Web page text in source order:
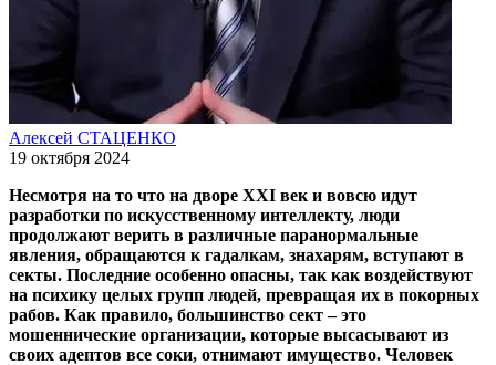
Алексей СТАЦЕНКО
19 октября 2024
Несмотря на то что на дворе XXI век и вовсю идут
разработки по искусственному интеллекту, люди
продолжают верить в различные паранормальные
явления, обращаются к гадалкам, знахарям, вступают в
секты. Последние особенно опасны, так как воздействуют
на психику целых групп людей, превращая их в покорных
рабов. Как правило, большинство сект – это
мошеннические организации, которые высасывают из
своих адептов все соки, отнимают имущество. Человек